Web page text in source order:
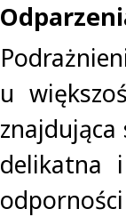
u
delikatna